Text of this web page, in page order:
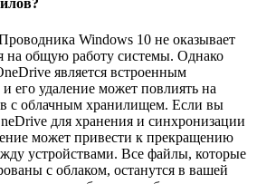
Windows 10 не оказывает
на общую работу системы. Однако
является встроенным
его удаление может повлиять на
с облачным хранилищем. Если вы
для хранения и синхронизации
может привести к прекращению
устройствами. Все файлы, которые
с облаком, останутся в вашей